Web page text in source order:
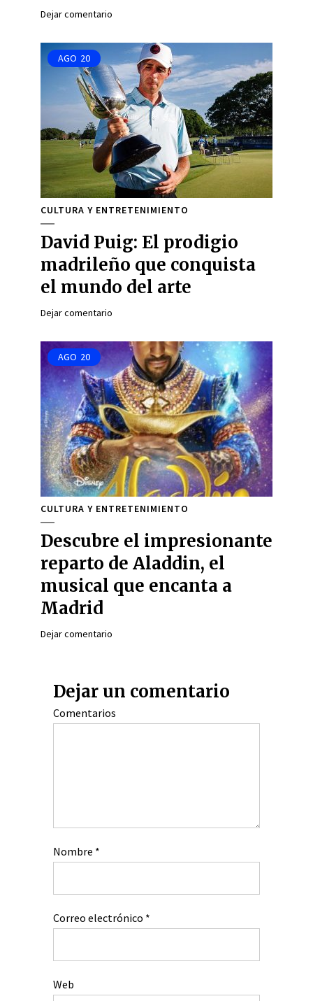
Dejar comentario
AGO 20
CULTURA Y ENTRETENIMIENTO
David Puig: El prodigio
madrileño que conquista
el mundo del arte
Dejar comentario
AGO 20
CULTURA Y ENTRETENIMIENTO
Descubre el impresionante
reparto de Aladdin, el
musical que encanta a
Madrid
Dejar comentario
Dejar un comentario
Comentarios
Nombre *
Correo electrónico *
Web